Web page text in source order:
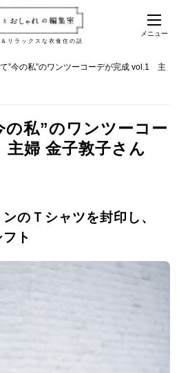
リラックスな衣食住の話
メニュー
”今の私”のワンツーコーデが完成 vol.1 主
の私”のワンツーコー
婦 金子敦子さん
のＴシャツを封印し、
ト